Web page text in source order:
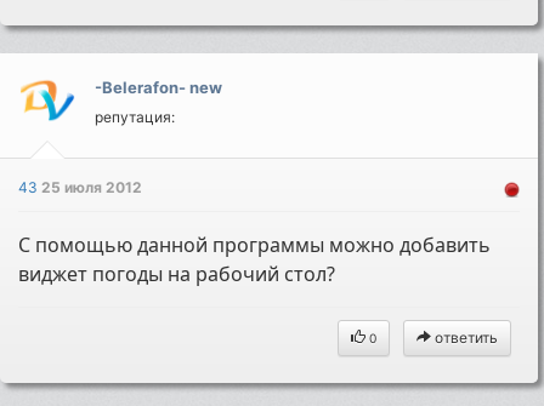
-Belerafon- new
репутация:
4325 июля 2012
С помощью данной программы можно добавить
виджет погоды на рабочий стол?
0 ответить